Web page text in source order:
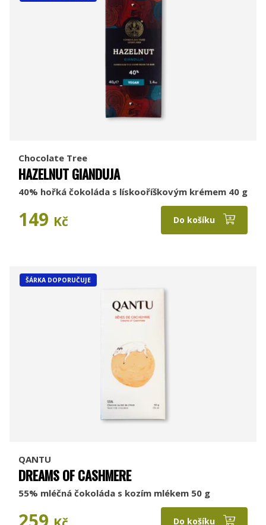
Chocolate Tree
HAZELNUT GIANDUJA
40% hořká čokoláda s lískooříškovým krémem 40 g
149 Kč Do košíku
ŠÁRKA DOPORUČUJE
QANTU
DREAMS OF CASHMERE
55% mléčná čokoláda s kozím mlékem 50 g
Do košíku